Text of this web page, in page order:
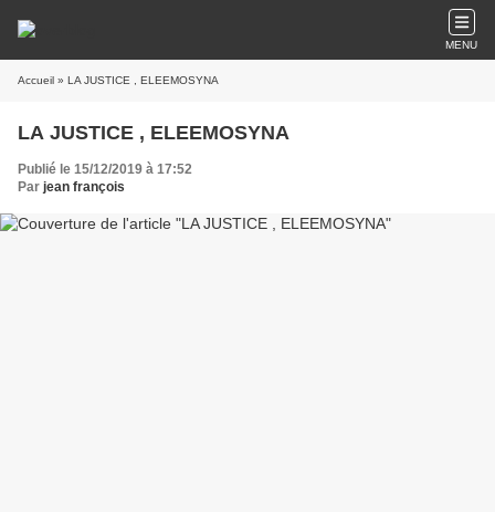
MENU
Accueil » LA JUSTICE , ELEEMOSYNA
LA JUSTICE , ELEEMOSYNA
Publié le 15/12/2019 à 17:52
Par jean françois